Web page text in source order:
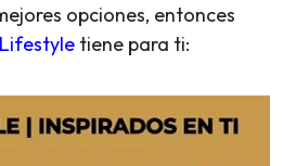
opciones, entonces
tiene para ti: